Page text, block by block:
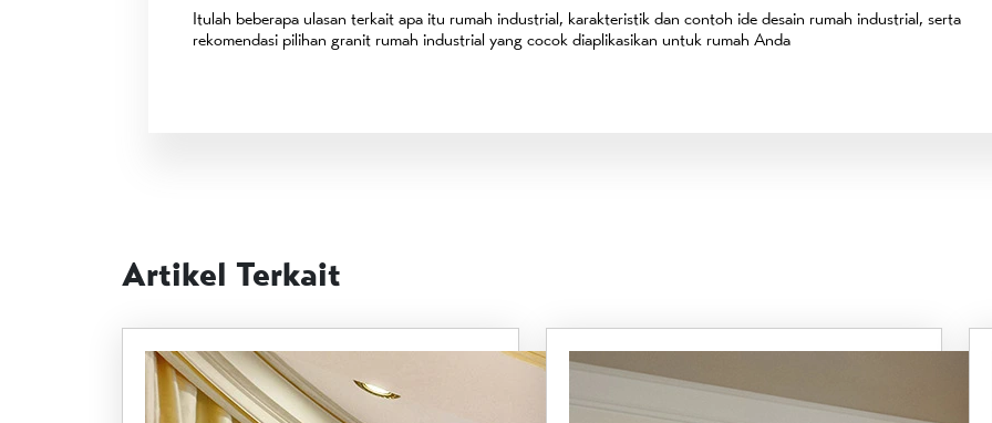
Itulah beberapa ulasan terkait apa itu rumah industrial, karakteristik dan contoh ide desain rumah industrial, serta
rekomendasi pilihan granit rumah industrial yang cocok diaplikasikan untuk rumah Anda
Artikel Terkait